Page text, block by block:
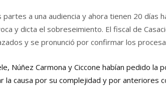
a una audiencia y ahora tienen 20 días
y dicta el sobreseimiento. El fiscal de
y se pronunció por confirmar los
Núñez Carmona y Ciccone habían pedido la
causa por su complejidad y por anteriores